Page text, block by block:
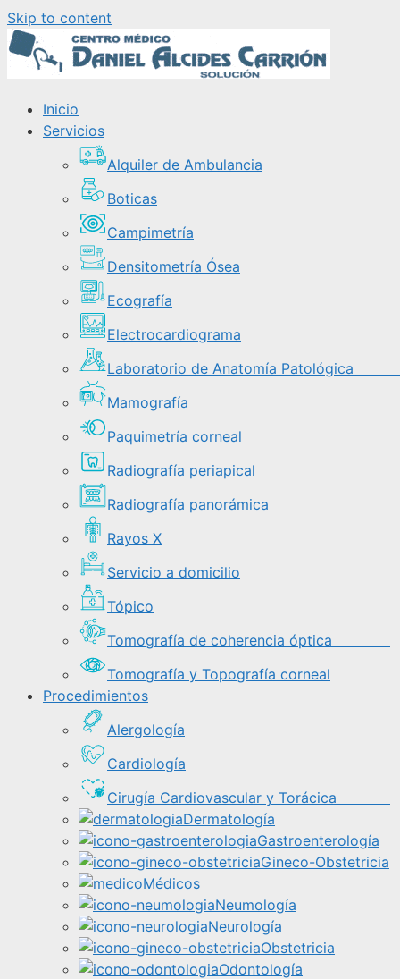
Skip to content
Inicio
Servicios
Alquiler de Ambulancia
Boticas
Campimetría
Densitometría Ósea
Ecografía
Electrocardiograma
Laboratorio de Anatomía
Mamografía
Paquimetría corneal
Radiografía periapical
Radiografía panorámica
Rayos X
Servicio a domicilio
Tópico
Tomografía de coherencia óptica
Tomografía y Topografía corneal
Procedimientos
Alergología
Cardiología
Cirugía Cardiovascular y Torácica
Dermatología
Gastroenterología
Gineco-Obstetricia
Médicos
Neumología
Neurología
Obstetricia
Odontología